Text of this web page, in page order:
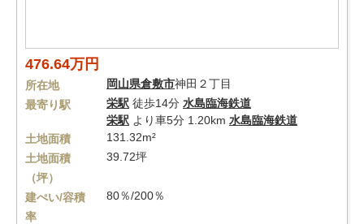
476.64万円
所在地 岡山県倉敷市神田２丁目
最寄り駅
栄駅 徒歩14分 水島臨海鉄道
栄駅 より車5分 1.20km 水島臨海鉄道
土地面積
131.32m²
土地面積
（坪）
39.72坪
建ぺい/容積
率
80％/200％